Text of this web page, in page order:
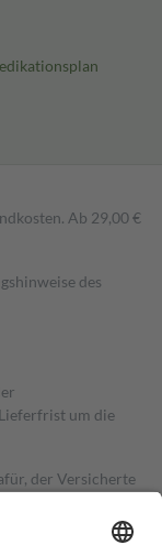
Ab 29,00 €
des
um die
der Versicherte
der Leistung